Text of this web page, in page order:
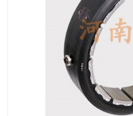
泥浆泵空气包胶囊
DY隔膜式离合器